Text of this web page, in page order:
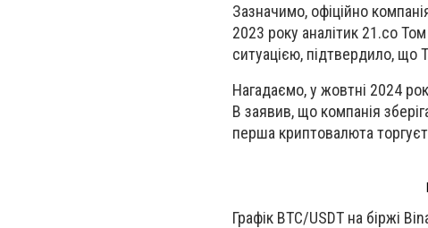
Зазначимо, офіційно
2023 року аналітик 21.co
ситуацією, підтвердило, що
Нагадаємо, у жовтні 2024
B заявив, що компанія
перша криптовалюта
Графік BTC/USDT на біржі